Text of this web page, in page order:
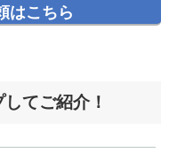
はこちら
てご紹介！